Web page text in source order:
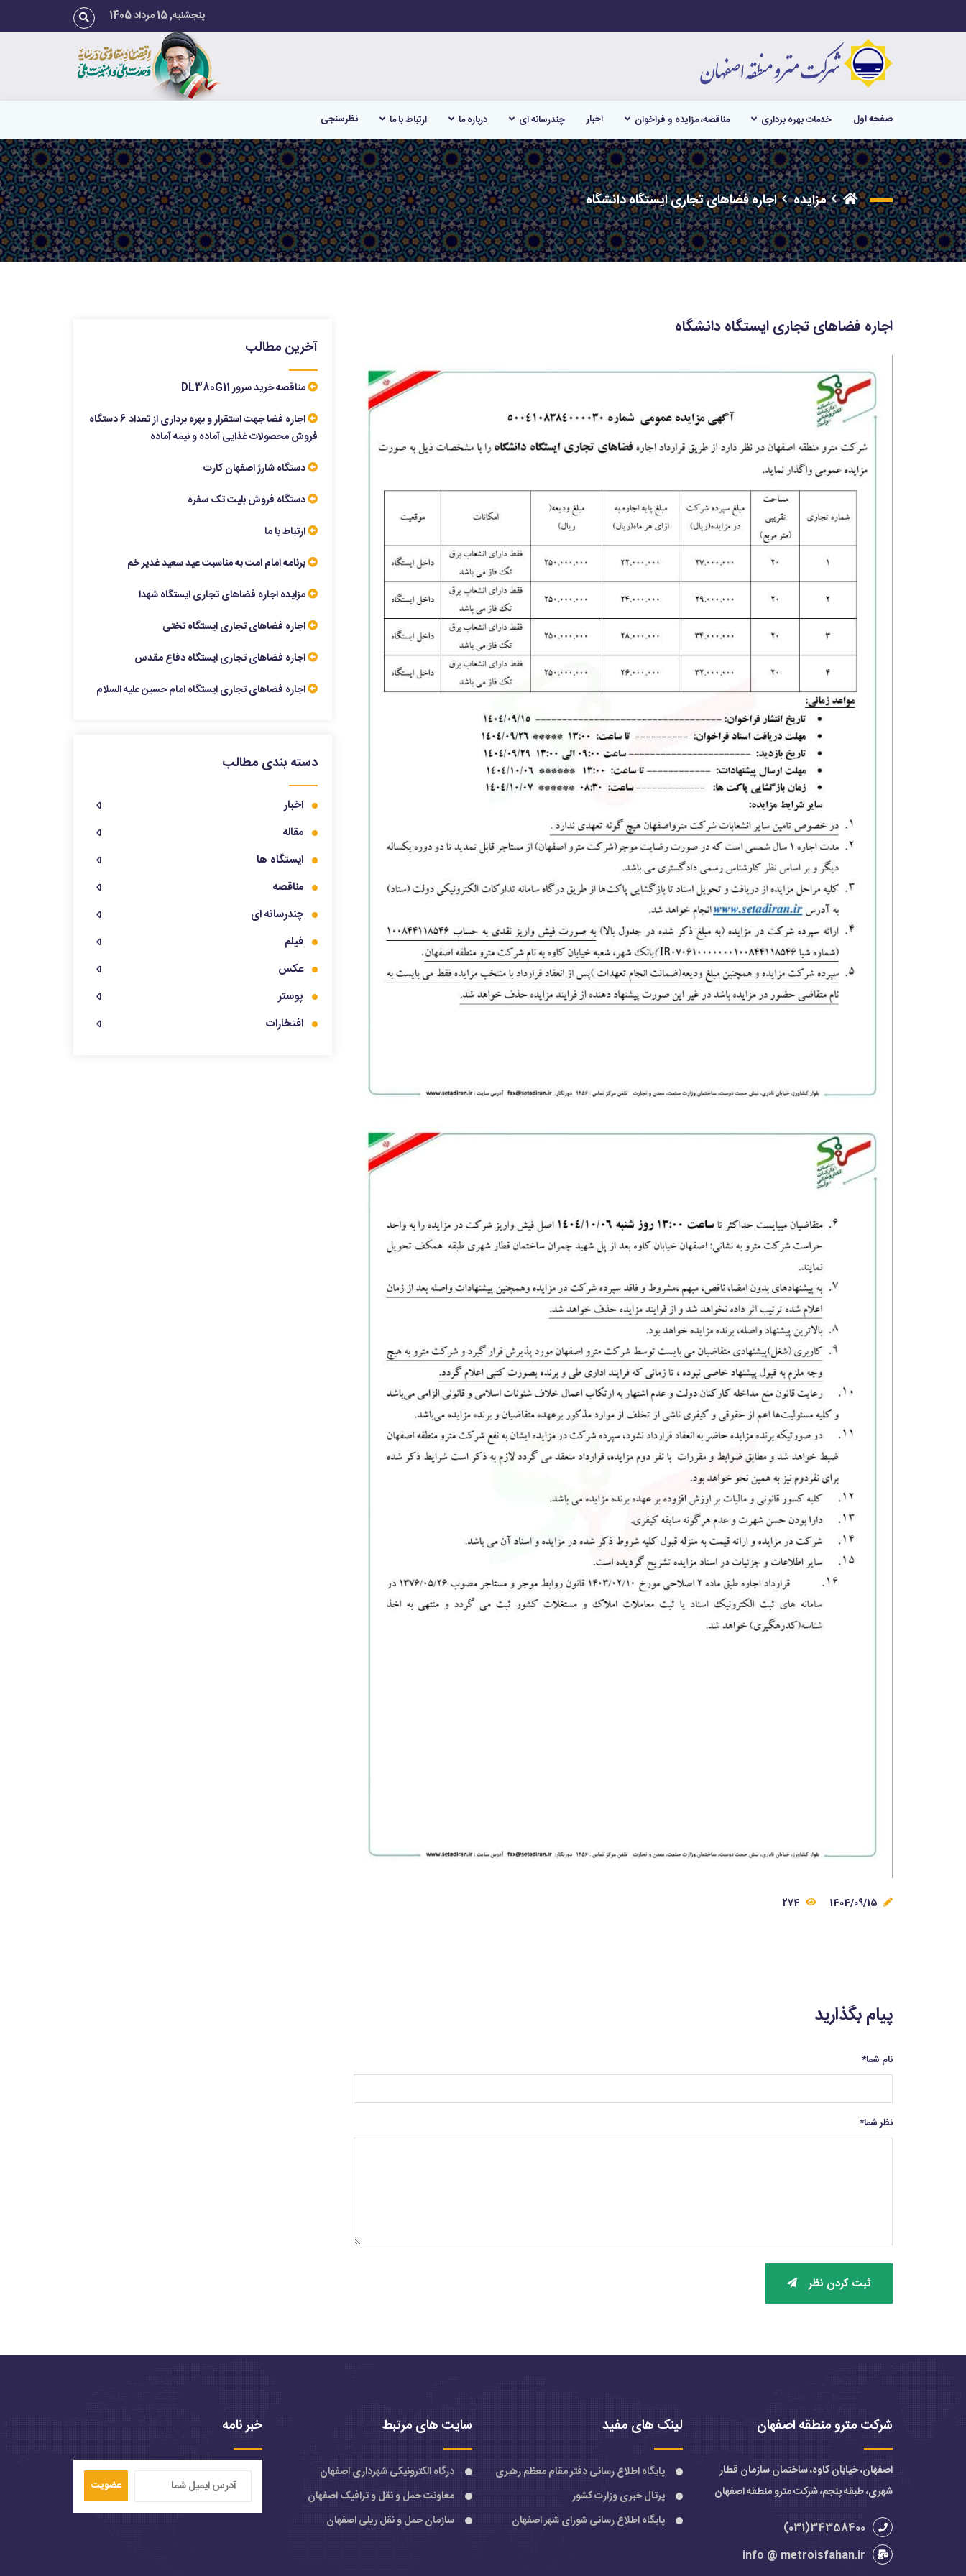
پنجشنبه, 15 مرداد 1405
صفحه اول خدمات بهره برداری مناقصه، مزایده و فراخوان اخبار چندرسانه ای درباره ما ارتباط با ما نظرسنجی
مزایده اجاره فضاهای تجاری ایستگاه دانشگاه
اجاره فضاهای تجاری ایستگاه دانشگاه
پیام بگذارید
نام شما*
نظر شما*
ثبت کردن نظر
آخرین مطالب
مناقصه خرید سرور DL380G11
اجاره فضا جهت استقرار و بهره برداری از تعداد 6 دستگاه
فروش محصولات غذایی آماده و نیمه آماده
دستگاه شارژ اصفهان کارت
دستگاه فروش بلیت تک سفره
ارتباط با ما
برنامه امام امت به مناسبت عید سعید غدیر خم
مزایده اجاره فضاهای تجاری ایستگاه شهدا
اجاره فضاهای تجاری ایستگاه تختی
اجاره فضاهای تجاری ایستگاه دفاع مقدس
اجاره فضاهای تجاری ایستگاه امام حسین علیه السلام
دسته بندی مطالب
اخبار
مقاله
ایستگاه ها
مناقصه
چندرسانه ای
فیلم
عکس
پوستر
افتخارات
شرکت مترو منطقه اصفهان
اصفهان، خیابان کاوه، ساختمان سازمان قطار
شهری، طبقه پنجم، شرکت مترو منطقه اصفهان
34358400(031)
info @ metroisfahan.ir
لینک های مفید
پایگاه اطلاع رسانی دفتر مقام معظم رهبری
پرتال خبری وزارت کشور
پایگاه اطلاع رسانی شورای شهر اصفهان
سایت های مرتبط
درگاه الکترونیکی شهرداری اصفهان
معاونت حمل و نقل و ترافیک اصفهان
سازمان حمل و نقل ریلی اصفهان
خبر نامه
عضویت